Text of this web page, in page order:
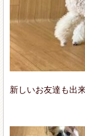
新しいお友達も出